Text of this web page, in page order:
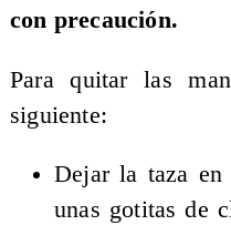
con precaución.
Para quitar las
siguiente:
Dejar la taza
unas gotitas de